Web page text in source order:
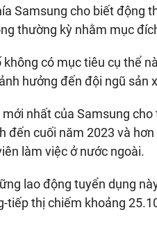
Samsung cho biết động
thường kỳ nhằm mục
có mục tiêu cụ thể
hưởng đến đội ngũ sản
nhất của Samsung
đến cuối năm 2023 và
làm việc ở nước ngoài.
lao động tuyển dụng
tiếp thị chiếm khoảng